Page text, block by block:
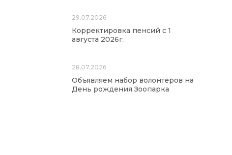
29.07.2026
Корректировка пенсий с 1
августа 2026г.
28.07.2026
Объявляем набор волонтёров на
День рождения Зоопарка